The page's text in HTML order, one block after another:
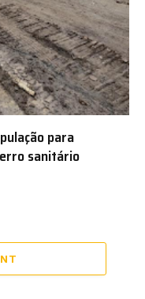
para
sanitário